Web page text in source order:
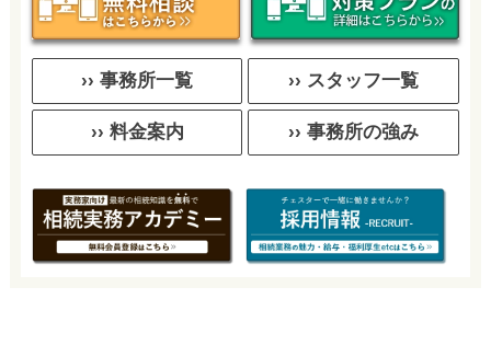
›› 事務所一覧 ›› スタッフ一覧
›› 料金案内 ›› 事務所の強み